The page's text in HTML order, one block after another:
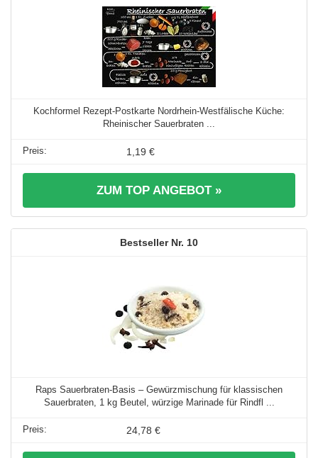
Kochformel Rezept-Postkarte Nordrhein-Westfälische Küche:
Rheinischer Sauerbraten ...
1,19 €
ZUM TOP ANGEBOT »
10
Raps Sauerbraten-Basis – Gewürzmischung für klassischen
Sauerbraten, 1 kg Beutel, würzige Marinade für Rindfl ...
24,78 €